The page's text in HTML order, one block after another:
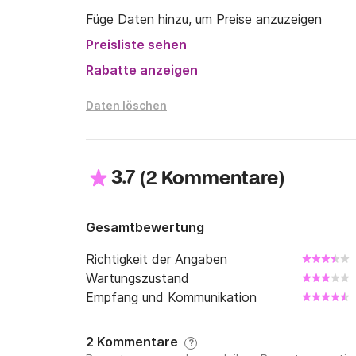
⚓ Sicherheitssysteme.
Schiffen sicher führen kann.
* Buchen Sie die Yacht George V – die
Und bevor wir uns verabschieden, noch ein
- Warum ging der Seemann einkaufen? Weil er
- Wie lässt man Seeleute jünger aussehen?
- Wie begrüßen sich pensionierte Seeleute?
Füge Daten hinzu, um Preise anzuzeigen
Preisliste sehen
Rabatte anzeigen
Daten löschen
3.7 (2 Kommentare)
Gesamtbewertung
Richtigkeit der Angaben
Wartungszustand
Empfang und Kommunikation
2 Kommentare ?